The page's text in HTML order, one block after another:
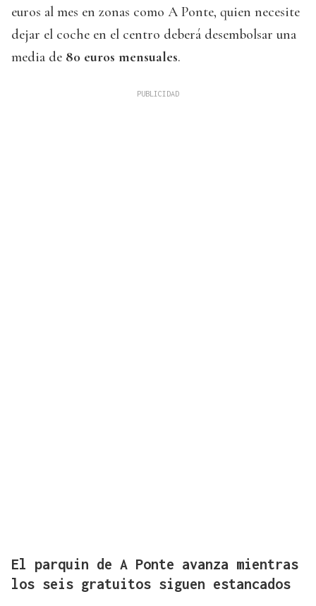
euros al mes en zonas como A Ponte, quien necesite
dejar el coche en el centro deberá desembolsar una
media de 80 euros mensuales.
El parquin de A Ponte avanza mientras
los seis gratuitos siguen estancados